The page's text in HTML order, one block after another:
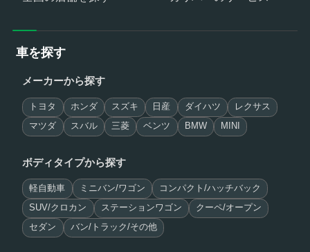
車を探す
メーカーから探す
トヨタ ホンダ スズキ 日産 ダイハツ レクサス
マツダ スバル 三菱 ベンツ BMW MINI
ボディタイプから探す
軽自動車 ミニバン/ワゴン コンパクト/ハッチバック
SUV/クロカン ステーションワゴン クーペ/オープン
セダン バン/トラック/その他